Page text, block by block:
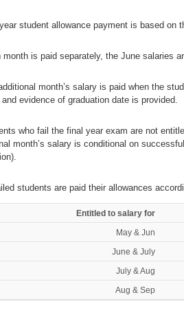
student allowance payment is based on
month is paid separately, the June salaries
month’s salary is paid when the
evidence of graduation date is provided.
who fail the final year exam are not
month’s salary is conditional on
students are paid their allowances
Entitled to salary for
May & Jun
June & July
July & Aug
Aug & Sep